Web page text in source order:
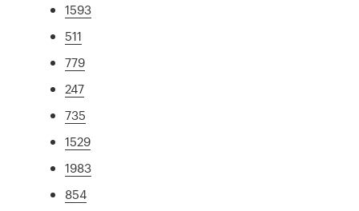
1593
511
779
247
735
1529
1983
854